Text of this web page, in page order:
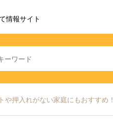
情報サイト
押入れがない家庭にもおすすめ！